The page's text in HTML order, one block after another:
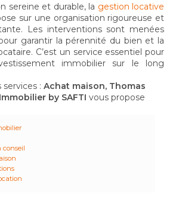
sereine et durable, la gestion locative
sur une organisation rigoureuse et
Les interventions sont menées
garantir la pérennité du bien et la
C’est un service essentiel pour
immobilier sur le long
services : Achat maison, Thomas
by SAFTI vous propose
conseil